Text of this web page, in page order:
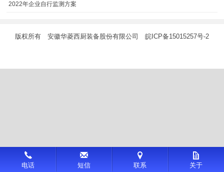
2022年企业自行监测方案
版权所有 安徽华菱西厨装备股份有限公司 皖ICP备15015257号-2
电话 短信 联系 关于